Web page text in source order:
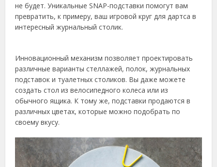
не будет. Уникальные SNAP-подставки помогут вам
превратить, к примеру, ваш игровой круг для дартса в
интересный журнальный столик.
Инновационный механизм позволяет проектировать
различные варианты стеллажей, полок, журнальных
подставок и туалетных столиков. Вы даже можете
создать стол из велосипедного колеса или из
обычного ящика. К тому же, подставки продаются в
различных цветах, которые можно подобрать по
своему вкусу.